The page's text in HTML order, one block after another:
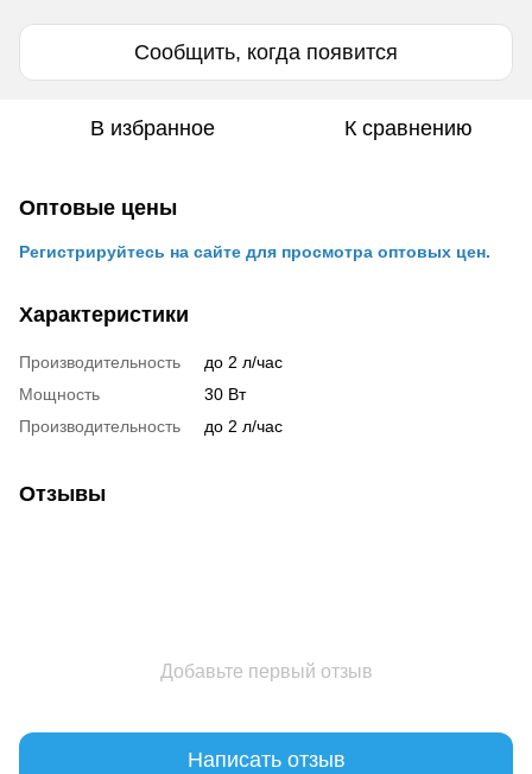
Сообщить, когда появится
В избранное К сравнению
Оптовые цены
Регистрируйтесь на сайте для просмотра оптовых цен.
Характеристики
Производительность
до 2 л/час
Мощность
30 Вт
Производительность
до 2 л/час
Отзывы
Добавьте первый отзыв
Написать отзыв